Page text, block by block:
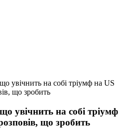
увічнить на собі тріумф на US
що зробить
увічнить на собі тріумф
що зробить